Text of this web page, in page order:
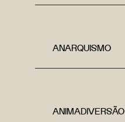
ANARQUISMO
ANIMADIVERSÃO